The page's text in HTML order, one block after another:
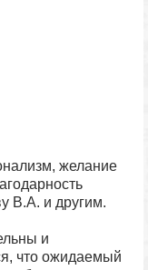
желание
В.А. и другим.
и
что ожидаемый